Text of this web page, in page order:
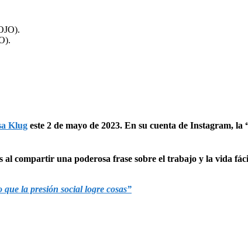
Klug este 2 de mayo de 2023. En su cuenta de Instagram,
al compartir una poderosa frase sobre el trabajo y la vida
la presión social logre cosas”